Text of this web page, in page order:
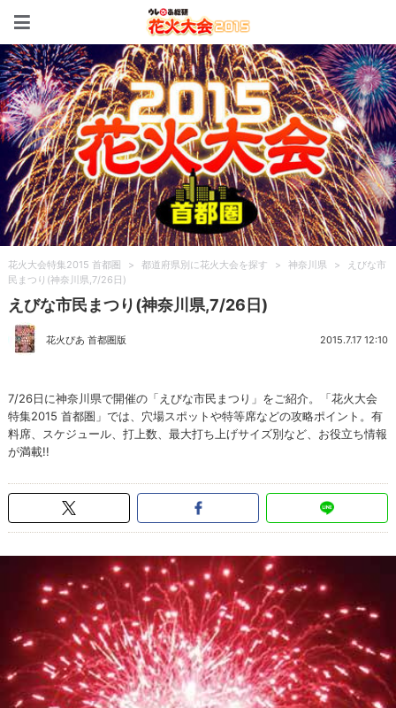
花火大会特集2015 首都圏 > 都道府県別に花火大会を探す > 神奈川県 >
えびな市
民まつり(神奈川県,7/26日)
えびな市民まつり(神奈川県,7/26日)
花火ぴあ 首都圏版 2015.7.17 12:10
7/26日に神奈川県で開催の「えびな市民まつり」をご紹介。「花火大会
特集2015 首都圏」では、穴場スポットや特等席などの攻略ポイント。有
料席、スケジュール、打上数、最大打ち上げサイズ別など、お役立ち情報
が満載!!